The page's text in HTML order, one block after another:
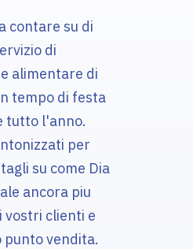
contare su di
di
alimentare di
tempo di festa
tutto l'anno.
per
su come Dia
ancora piu
vostri clienti e
punto vendita.